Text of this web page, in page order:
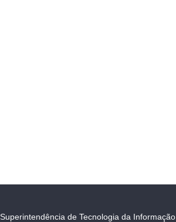
Superintendência de Tecnologia da Informação